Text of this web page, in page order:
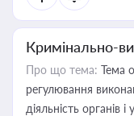
Кримінально-
Про що тема: Тема
регулювання
діяльність органів